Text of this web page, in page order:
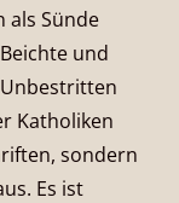
als Sünde
und
Katholiken
sondern
Es ist